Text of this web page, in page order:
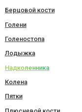
Берцовой кости
Голени
Голеностопа
Лодыжка
Надколенника
Колена
Пятки